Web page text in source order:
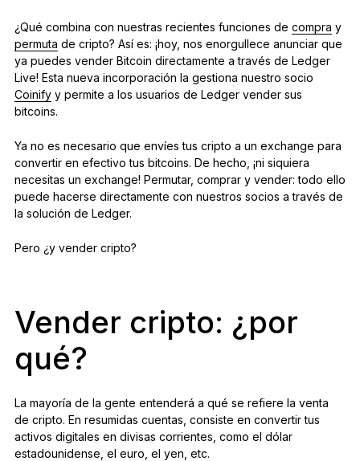
¿Qué combina con nuestras recientes funciones de compra y
permuta de cripto? Así es: ¡hoy, nos enorgullece anunciar que
ya puedes vender Bitcoin directamente a través de Ledger
Live! Esta nueva incorporación la gestiona nuestro socio
Coinifyy permite a los usuarios de Ledger vender sus
bitcoins.
Ya no es necesario que envíes tus cripto a un exchange para
convertir en efectivo tus bitcoins. De hecho, ¡ni siquiera
necesitas un exchange! Permutar, comprar y vender: todo ello
puede hacerse directamente con nuestros socios a través de
la solución de Ledger.
Pero ¿y vender cripto?
Vender cripto: ¿por
qué?
La mayoría de la gente entenderá a qué se refiere la venta
de cripto. En resumidas cuentas, consiste en convertir tus
activos digitales en divisas corrientes, como el dólar
estadounidense, el euro, el yen, etc.